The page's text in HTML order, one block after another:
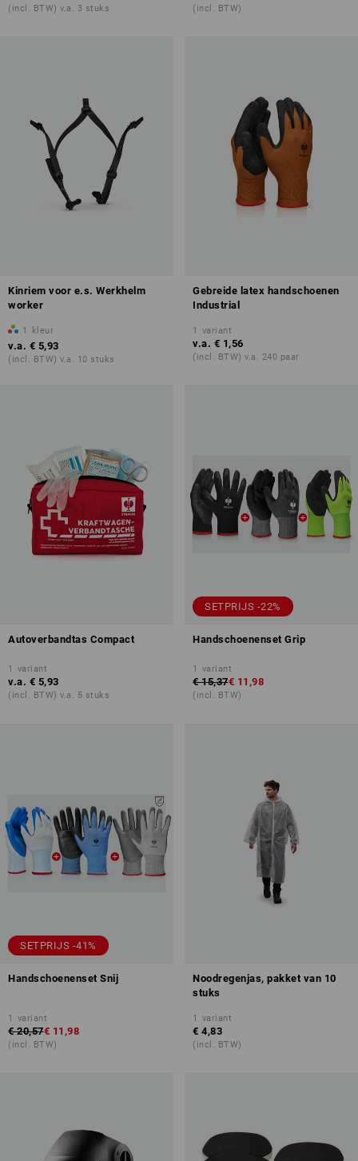
(incl. BTW) v.a. 3 stuks (incl. BTW)
Kinriem voor e.s. Werkhelm
worker
1 kleur
v.a. € 5,93
(incl. BTW) v.a. 10 stuks
Gebreide latex handschoenen
Industrial
1 variant
v.a. € 1,56
(incl. BTW) v.a. 240 paar
Autoverbandtas Compact
1 variant
v.a. € 5,93
(incl. BTW) v.a. 5 stuks
SETPRIJS -22%
Handschoenenset Grip
1 variant
€ 15,37€ 11,98
(incl. BTW)
SETPRIJS -41%
Handschoenenset Snij
1 variant
€ 20,57€ 11,98
(incl. BTW)
Noodregenjas, pakket van 10
stuks
1 variant
€ 4,83
(incl. BTW)